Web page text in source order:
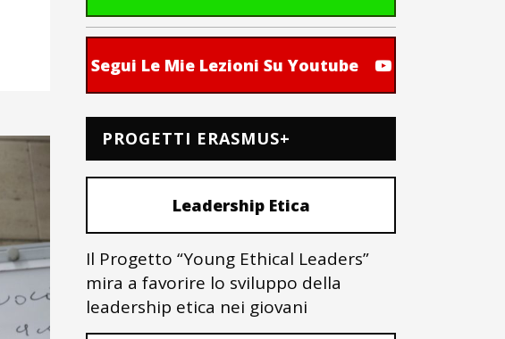
Segui Le Mie Lezioni Su Youtube
PROGETTI ERASMUS+
Leadership Etica
Il Progetto “Young Ethical Leaders”
mira a favorire lo sviluppo della
leadership etica nei giovani